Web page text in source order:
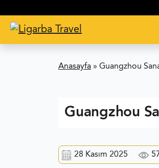
Anasayfa » Guangzhou
Guangzhou
28 Kasım 2025